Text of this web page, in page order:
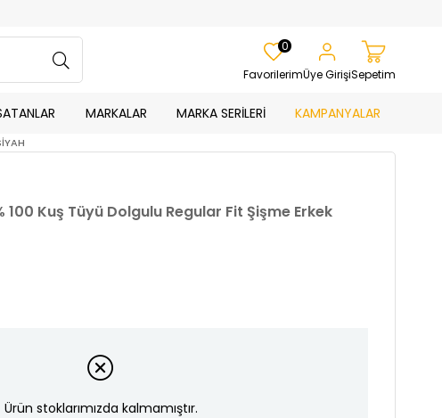
Favorilerim
0
Üye GirişiSepetim
MARKALAR MARKA SERİLERİ KAMPANYALAR
Kuş Tüyü Dolgulu Regular Fit Şişme Erkek
Ürün stoklarımızda kalmamıştır.